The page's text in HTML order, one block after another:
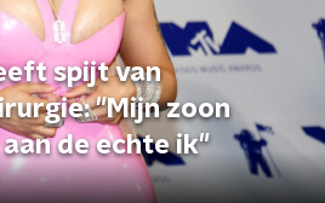
spijt van
"Mijn zoon
de echte ik"